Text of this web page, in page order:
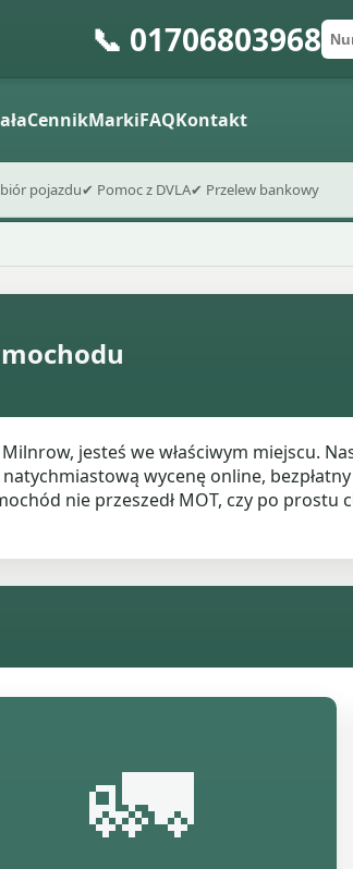
📞 01706803968
CennikMarkiFAQKontakt
pojazdu✔ Pomoc z DVLA✔ Przelew bankowy
jesteś we właściwym miejscu.
wycenę online,
nie przeszedł MOT, czy po
🚛